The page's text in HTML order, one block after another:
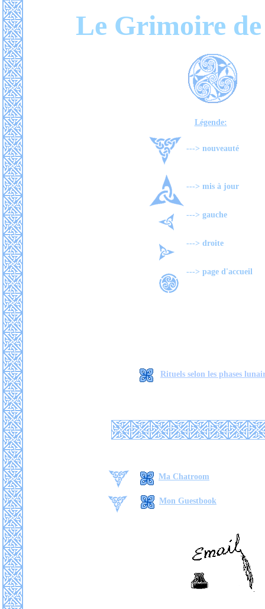
Le Grimoire de
Légende:
---> nouveauté
---> mis à jour
---> gauche
---> droite
---> page d'accueil
Rituels selon les phases
Ma Chatroom
Mon Guestbook